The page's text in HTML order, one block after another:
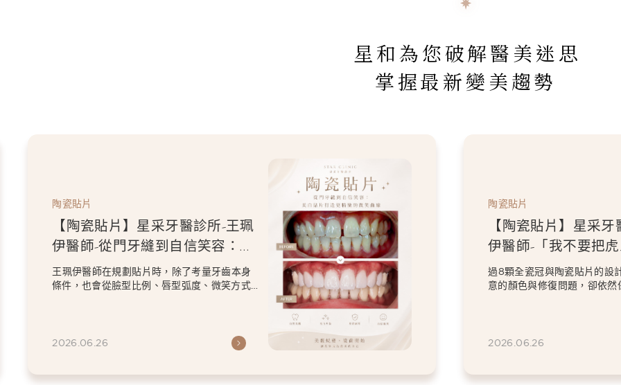
星和為您破解醫美迷思
掌握最新變美趨勢
陶瓷貼片
【陶瓷貼片】星采牙醫診所-王珮
伊醫師-從門牙縫到自信笑容：美
白貼片打造更精緻的微笑曲線
王珮伊醫師在規劃貼片時，除了考量牙齒本身
條件，也會從臉型比例、唇型弧度、微笑方式
2026.06.26
陶瓷貼片
【陶瓷貼片】星采
伊醫師-「我不要把
掉。」，一場保留個
笑設計
過8顆全瓷冠與陶瓷貼片的設
意的顏色與修復問題，卻依然
2026.06.26